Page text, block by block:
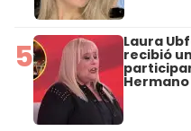
5 Laura
recibió
Hermano